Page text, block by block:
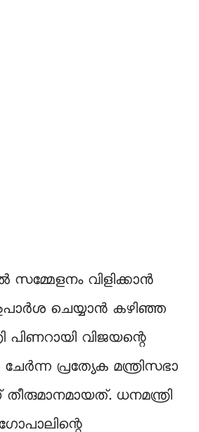
സമ്മേളനം വിളിക്കാന്‍
ചെയ്യാന്‍ കഴിഞ്ഞ
പിണറായി വിജയന്റെ
പ്രത്യേക മന്ത്രിസഭാ
ധനമന്ത്രി